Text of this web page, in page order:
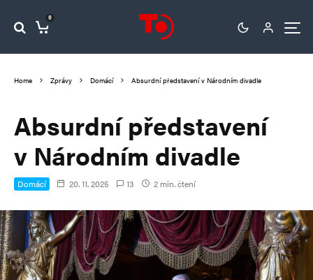
0
Home Zprávy Domácí Absurdní představení v Národním divadle
Absurdní představení
v Národním divadle
Domácí 20. 11. 2025 13 2 min. čtení